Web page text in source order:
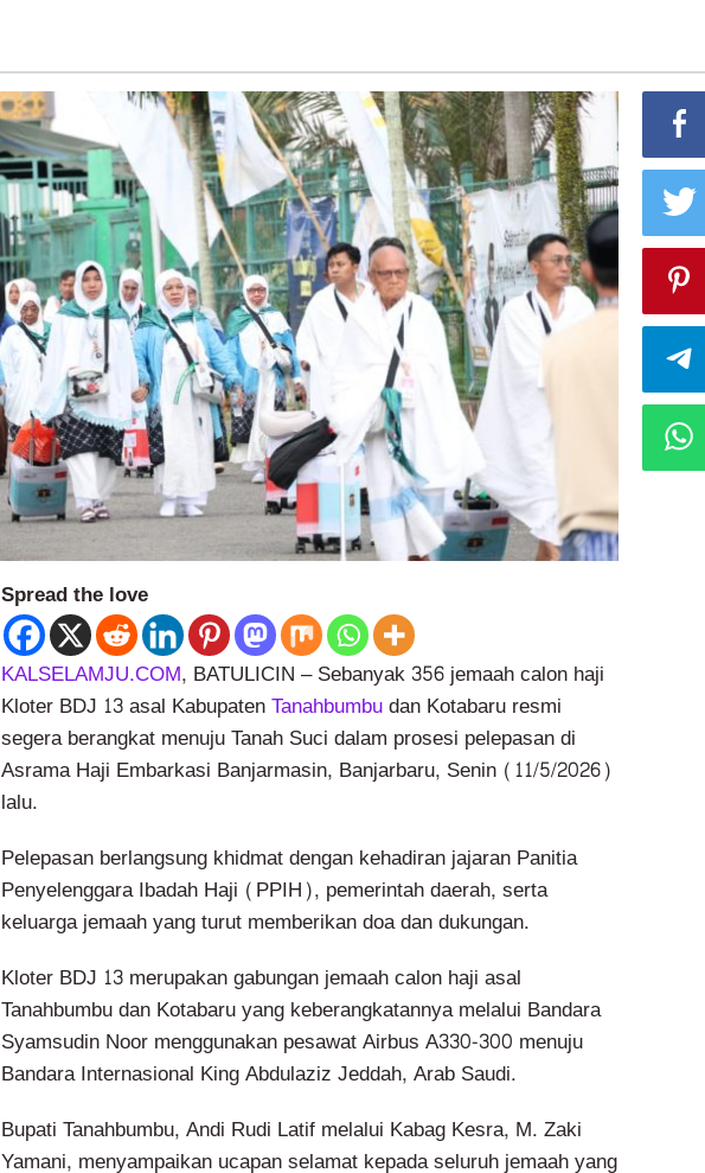
Suci
Spread the love
KALSELAMJU.COM, BATULICIN – Sebanyak 356 jemaah calon haji
Kloter BDJ 13 asal KabupatenTanahbumbudan Kotabaru resmi
segera berangkat menuju Tanah Suci dalam prosesi pelepasan di
Asrama Haji Embarkasi Banjarmasin, Banjarbaru, Senin (11/5/2026)
lalu.
Pelepasan berlangsung khidmat dengan kehadiran jajaran Panitia
Penyelenggara Ibadah Haji (PPIH), pemerintah daerah, serta
keluarga jemaah yang turut memberikan doa dan dukungan.
Kloter BDJ 13 merupakan gabungan jemaah calon haji asal
Tanahbumbu dan Kotabaru yang keberangkatannya melalui Bandara
Syamsudin Noor menggunakan pesawat Airbus A330-300 menuju
Bandara Internasional King Abdulaziz Jeddah, Arab Saudi.
Bupati Tanahbumbu, Andi Rudi Latif melalui Kabag Kesra, M. Zaki
Yamani, menyampaikan ucapan selamat kepada seluruh jemaah yang